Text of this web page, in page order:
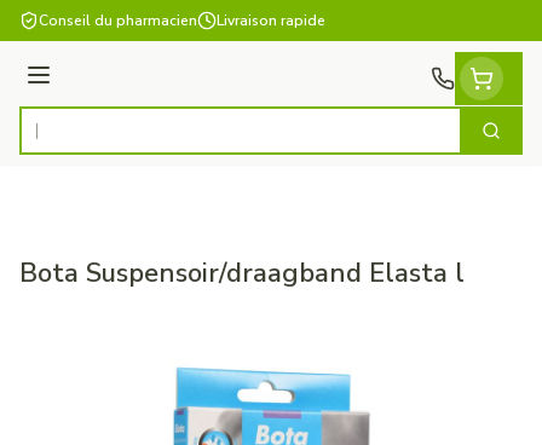
Aller au contenu
Conseil du pharmacien Livraison rapide
Menu
Rechercher
Bota Suspensoir/draagband Elasta l